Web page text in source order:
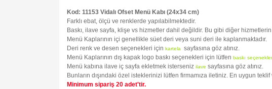
Kod: 11153 Vidalı Ofset Menü Kabı (24x34 cm)
Farklı ebat, ölçü ve renklerde yapılabilmektedir.
Baskı, ilave sayfa, klişe vs hizmetler dahil değildir. Bu gibi diğer
Menü Kaplarının içi genellikle süet deri veya suni deri ile kaplanmaktadır.
Deri renk ve desen seçenekleri için kartela sayfasına göz atınız.
Menü Kaplarının dış kapak logo baskı seçenekleri için lütfen baskı
Menü kabına ilave iç sayfa ekletmek isterseniz ilave sayfasına göz atınız.
Bunların dışındaki özel isteklerinizi lütfen firmamıza iletiniz. En uygun
Minimum sipariş 20 adet'tir.